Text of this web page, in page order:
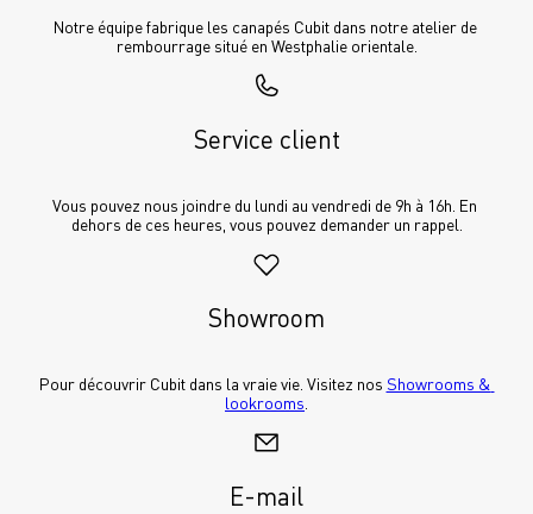
Notre équipe fabrique les canapés Cubit dans notre atelier de
rembourrage situé en Westphalie orientale.
Service client
Vous pouvez nous joindre du lundi au vendredi de 9h à 16h. En
dehors de ces heures, vous pouvez demander un rappel.
Showroom
Pour découvrir Cubit dans la vraie vie. Visitez nos Showrooms &
lookrooms
E-mail